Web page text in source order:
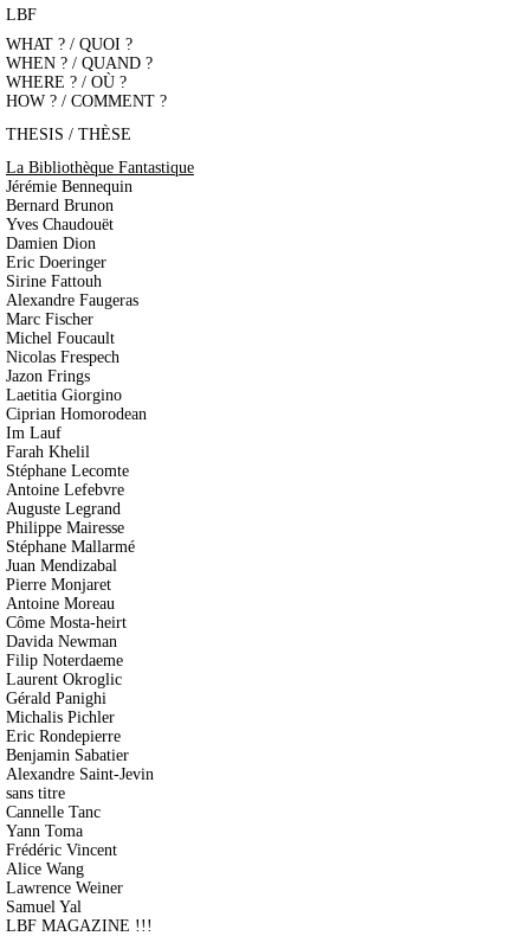
LBF
WHAT ? / QUOI ?
WHEN ? / QUAND ?
WHERE ? / OÙ ?
HOW ? / COMMENT ?
THESIS / THÈSE
La Bibliothèque Fantastique
Jérémie Bennequin
Bernard Brunon
Yves Chaudouët
Damien Dion
Eric Doeringer
Sirine Fattouh
Alexandre Faugeras
Marc Fischer
Michel Foucault
Nicolas Frespech
Jazon Frings
Laetitia Giorgino
Ciprian Homorodean
Im Lauf
Farah Khelil
Stéphane Lecomte
Antoine Lefebvre
Auguste Legrand
Philippe Mairesse
Stéphane Mallarmé
Juan Mendizabal
Pierre Monjaret
Antoine Moreau
Côme Mosta-heirt
Davida Newman
Filip Noterdaeme
Laurent Okroglic
Gérald Panighi
Michalis Pichler
Eric Rondepierre
Benjamin Sabatier
Alexandre Saint-Jevin
sans titre
Cannelle Tanc
Yann Toma
Frédéric Vincent
Alice Wang
Lawrence Weiner
Samuel Yal
LBF MAGAZINE !!!